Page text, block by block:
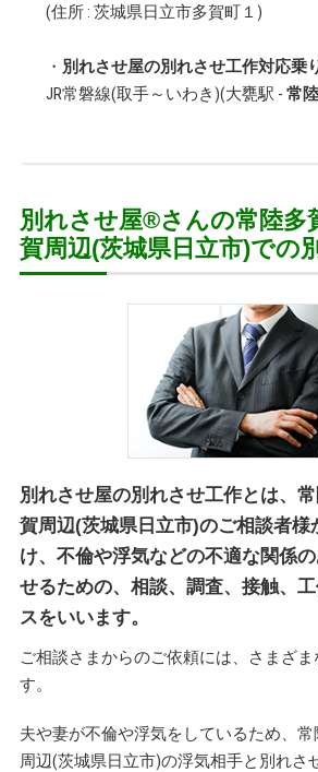
(住所 : 茨城県日立市多賀町１ )
・ 別れさせ屋の別れさせ工作対応乗
JR常磐線(取手～いわき)(大甕駅 - 常
別れさせ屋®さんの常陸多
賀周辺(茨城県日立市)での
別れさせ屋の別れさせ工作とは、
賀周辺(茨城県日立市)のご相談者様
け、不倫や浮気などの不適な関係
せるための、相談、調査、接触、
スをいいます。
ご相談さまからのご依頼には、さまざ
す。
夫や妻が不倫や浮気をしているため、
周辺(茨城県日立市)の浮気相手と別れさ